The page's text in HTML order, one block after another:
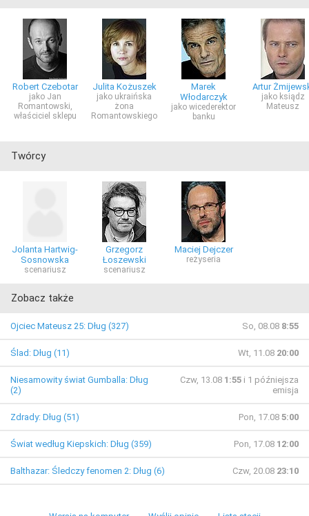
Robert Czebotar
jako Jan
Romantowski,
właściciel sklepu
Julita Kożuszek
jako ukraińska
żona
Romantowskiego
Marek
Włodarczyk
jako wicederektor
banku
Artur
jako ksiądz
Mateusz
Twórcy
Jolanta Hartwig-
Sosnowska
scenariusz
Grzegorz
Łoszewski
scenariusz
Maciej Dejczer
reżyseria
Zobacz także
Ojciec Mateusz 25: Dług (327) So, 08.08 8:55
Ślad: Dług (11) Wt, 11.08 20:00
Niesamowity świat Gumballa: Dług
(2)
Czw, 13.08 1:55 i 1 późniejsza
emisja
Zdrady: Dług (51) Pon, 17.08 5:00
Świat według Kiepskich: Dług (359) Pon, 17.08 12:00
Balthazar: Śledczy fenomen 2: Dług (6) Czw, 20.08 23:10